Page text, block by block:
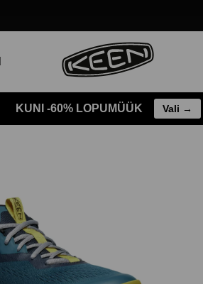
KUNI -60% LOPUMÜÜK Vali →